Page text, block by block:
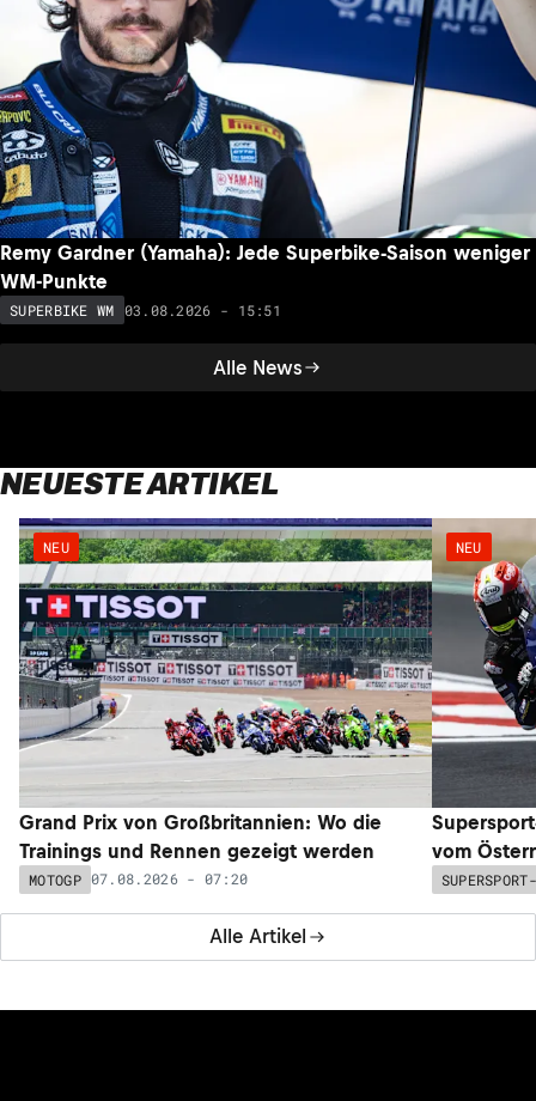
Alle News
Remy Gardner (Yamaha): Jede Superbike-Saison weniger
WM-Punkte
SUPERBIKE WM 03.08.2026 - 15:51
NEUESTE ARTIKEL
Alle Artikel
NEU
Grand Prix von Großbritannien: Wo die
Trainings und Rennen gezeigt werden
MOTOGP 07.08.2026 - 07:20
NEU
vom
SUPERSPORT-